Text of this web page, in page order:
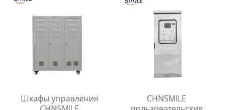
защитой IP65
Шкафы управления
CHNSMILE